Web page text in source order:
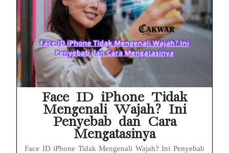
Face ID iPhone Tidak
Mengenali Wajah? Ini
Penyebab dan Cara
Mengatasinya
Face ID iPhone Tidak Mengenali Wajah? Ini Penyebab